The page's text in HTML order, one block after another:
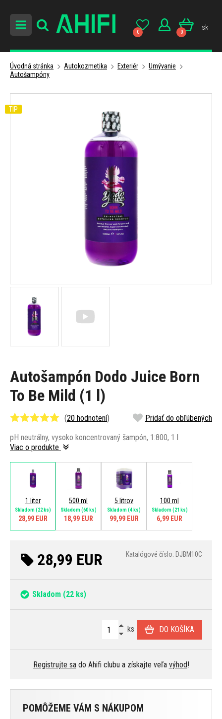
0 0
sk
Úvodná stránka Autokozmetika Exteriér
Umývanie
Autošampóny
Autošampón Dodo Juice Born
To Be Mild (1 l)
(20 hodnotení) Pridať do obľúbených
pH neutrálny, vysoko koncentrovaný šampón, 1:800, 1 l
Viac o produkte
1 liter
Skladom(22 ks)
28,99 EUR
500 ml
Skladom(60 ks)
18,99 EUR
5 litrov
Skladom(4 ks)
99,99 EUR
100 ml
Skladom(21 ks)
6,99 EUR
28,99 EUR Katalógové číslo: DJBM10C
Skladom (22 ks)
ks DO KOŠÍKA
Registrujte sado Ahifi clubu a získajte veľa výhod!
POMÔŽEME VÁM S NÁKUPOM
TIP